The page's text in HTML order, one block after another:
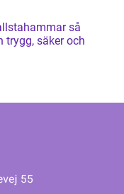
så
trygg, säker och